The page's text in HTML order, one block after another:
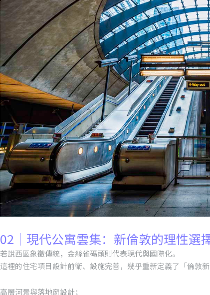
02｜現代公寓雲集：新倫敦的理性選
若說西區象徵傳統，金絲雀碼頭則代表現代與國際化。
這裡的住宅項目設計前衛、設施完善，幾乎重新定義了「倫敦
高層河景與落地窗設計；